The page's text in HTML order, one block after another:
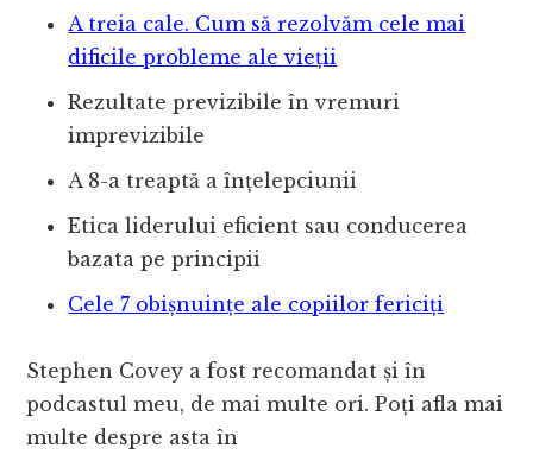
A treia cale. Cum să rezolvăm cele mai
dificile probleme ale vieții
Rezultate previzibile în vremuri
imprevizibile
A 8-a treaptă a înțelepciunii
Etica liderului eficient sau conducerea
bazata pe principii
Cele 7 obișnuințe ale copiilor fericiți
Stephen Covey a fost recomandat și în
podcastul meu, de mai multe ori. Poți afla mai
multe despre asta în